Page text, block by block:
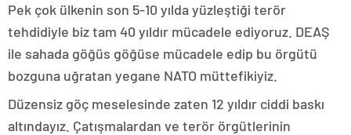
Pek çok ülkenin son 5-10 yılda yüzleştiği terör
tehdidiyle biz tam 40 yıldır mücadele ediyoruz. DEAŞ
ile sahada göğüs göğüse mücadele edip bu örgütü
bozguna uğratan yegane NATO müttefikiyiz.
Düzensiz göç meselesinde zaten 12 yıldır ciddi baskı
altındayız. Çatışmalardan ve terör örgütlerinin